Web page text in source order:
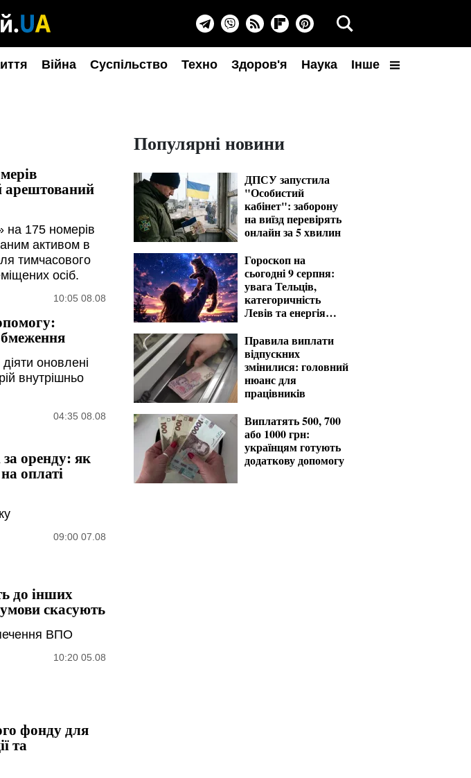
Війна Суспільство Техно Здоров'я Наука Інше
на 175 номерів
активом в
тимчасового
осіб.
10:05 08.08
оновлені
внутрішньо
04:35 08.08
оренду: як
оплаті
09:00 07.08
до інших
умови скасують
ВПО
10:20 05.08
фонду для
та
Популярні новини
ДПСУ запустила
"Особистий
кабінет": заборону
на виїзд перевірять
онлайн за 5 хвилин
Гороскоп на
сьогодні 9 серпня:
увага Тельців,
категоричність
Левів та енергія
Правила виплати
відпускних
змінилися: головний
нюанс для
працівників
Виплатять 500, 700
або 1000 грн:
українцям готують
додаткову допомогу